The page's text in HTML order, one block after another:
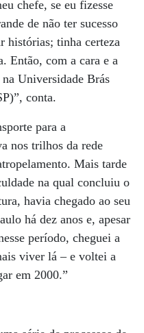
chefe, se eu fizesse
de não ter sucesso
histórias; tinha certeza
Então, com a cara e a
Universidade Brás
conta.
para a
nos trilhos da rede
Mais tarde
na qual concluiu o
havia chegado ao seu
há dez anos e, apesar
período, cheguei a
viver lá – e voltei a
em 2000.”